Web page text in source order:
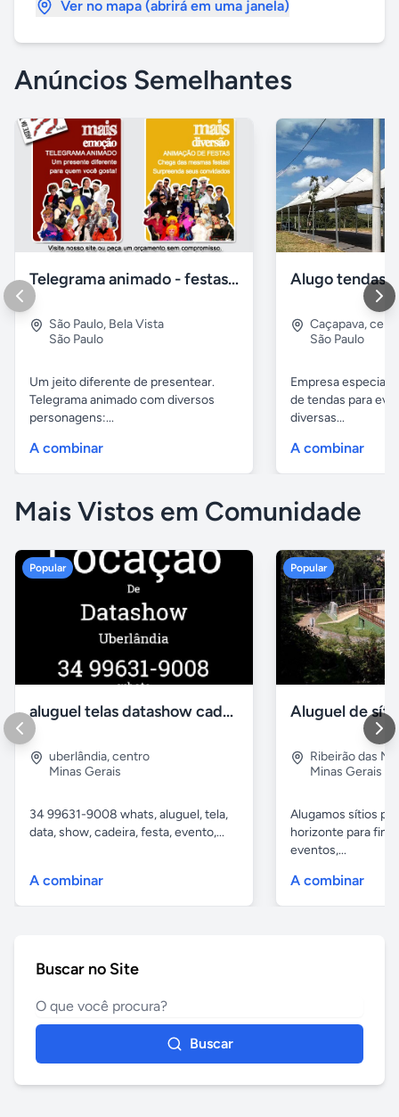
Ver no mapa (abrirá em uma janela)
Anúncios Semelhantes
Telegrama animado - festas - presentes e eventos
São Paulo, Bela Vista
São Paulo
Um jeito diferente de presentear.
Telegrama animado com diversos
personagens:...
A combinar
Caçapava,
São Paulo
Empresa
de tendas para
diversas...
A combinar
Mais Vistos em Comunidade
Popular
aluguel telas datashow cadeiras uberlândia
uberlândia,centro
Minas Gerais
34 99631-9008 whats, aluguel, tela,
data, show, cadeira, festa, evento,...
A combinar
Popular
Ribeirão das
Minas Gerais
Alugamos sítios
horizonte para
eventos,...
A combinar
Buscar no Site
Buscar